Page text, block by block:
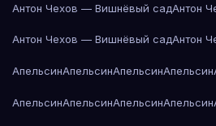
Антон Чехов — Вишнёвый садАнтон
Антон Чехов — Вишнёвый садАнтон
АпельсинАпельсинАпельсинАпельсин
АпельсинАпельсинАпельсинАпельсин